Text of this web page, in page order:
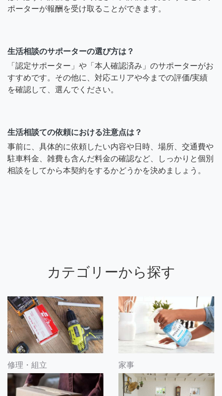
ポーターが報酬を受け取ることができます。
生活相談のサポーターの選び方は？
「認定サポーター」や「本人確認済み」のサポーターがお
すすめです。その他に、対応エリアや今までの評価/実績
を確認して、選んでください。
生活相談ての依頼における注意点は？
事前に、具体的に依頼したい内容や日時、場所、交通費や
駐車料金、雑費も含んだ料金の確認など、しっかりと個別
相談をしてから本契約をするかどうかを決めましょう。
カテゴリーから探す
修理・組立 家事